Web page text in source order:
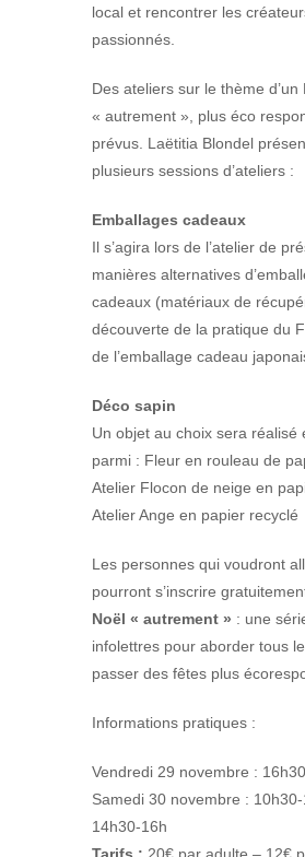
local et rencontrer les
passionnés.
Des ateliers sur le thème d’un
« autrement », plus éco
prévus. Laëtitia Blondel
plusieurs sessions d’ateliers :
Emballages cadeaux
Il s’agira lors de l’atelier de
manières alternatives
cadeaux (matériaux de
découverte de la pratique du
de l’emballage cadeau
Déco sapin
Un objet au choix sera réalisé
parmi : Fleur en rouleau de
Atelier Flocon de neige en
Atelier Ange en papier recyclé
Les personnes qui voudront
pourront s’inscrire
Noël « autrement » : une
infolettres pour aborder tous
passer des fêtes plus
Informations pratiques :
Vendredi 29 novembre :
Samedi 30 novembre :
14h30-16h